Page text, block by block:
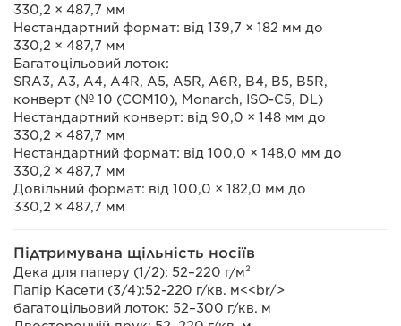
330,2 × 487,7 мм
Нестандартний формат: від 139,7 × 182 мм до
330,2 × 487,7 мм
Багатоцільовий лоток:
SRA3, A3, A4, A4R, A5, A5R, A6R, B4, B5, B5R,
конверт (№ 10 (COM10), Monarch, ISO-C5, DL)
Нестандартний конверт: від 90,0 × 148 мм до
330,2 × 487,7 мм
Нестандартний формат: від 100,0 × 148,0 мм до
330,2 × 487,7 мм
Довільний формат: від 100,0 × 182,0 мм до
330,2 × 487,7 мм
Підтримувана щільність носіїв
Дека для паперу (1/2): 52–220 г/м²
Папір Касети (3/4):52-220 г/кв. м<<br/>
багатоцільовий лоток: 52–300 г/кв. м